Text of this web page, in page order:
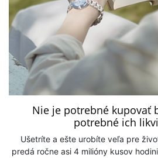
Nie je potrebné kupovať
potrebné ich
Ušetríte a ešte urobíte veľa pre
predá ročne asi 4 milióny kusov